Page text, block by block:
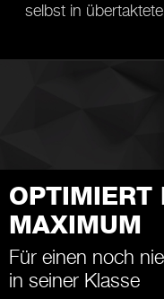
selbst in
OPTIMIERT
MAXIMUM
Für einen noch
in seiner Klasse